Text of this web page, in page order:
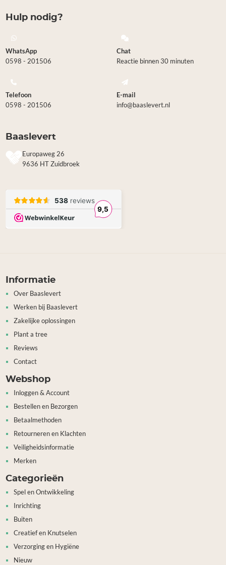
Hulp nodig?
WhatsApp
0598 - 201506
Chat
Reactie binnen 30 minuten
Telefoon
0598 - 201506
E-mail
info@baaslevert.nl
Baaslevert
Europaweg 26
9636 HT Zuidbroek
Informatie
Over Baaslevert
Werken bij Baaslevert
Zakelijke oplossingen
Plant a tree
Reviews
Contact
Webshop
Inloggen & Account
Bestellen en Bezorgen
Betaalmethoden
Retourneren en Klachten
Veiligheidsinformatie
Merken
Categorieën
Spel en Ontwikkeling
Inrichting
Buiten
Creatief en Knutselen
Verzorging en Hygiëne
Nieuw